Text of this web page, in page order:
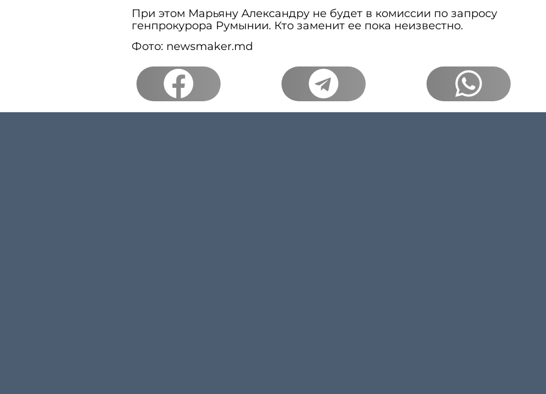
При этом Марьяну Александру не будет в комиссии по запросу
генпрокурора Румынии. Кто заменит ее пока неизвестно.
Фото: newsmaker.md